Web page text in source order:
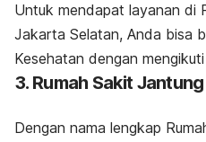
Untuk mendapat layanan di
Jakarta Selatan, Anda bisa
Kesehatan dengan
3. Rumah Sakit
Dengan nama lengkap